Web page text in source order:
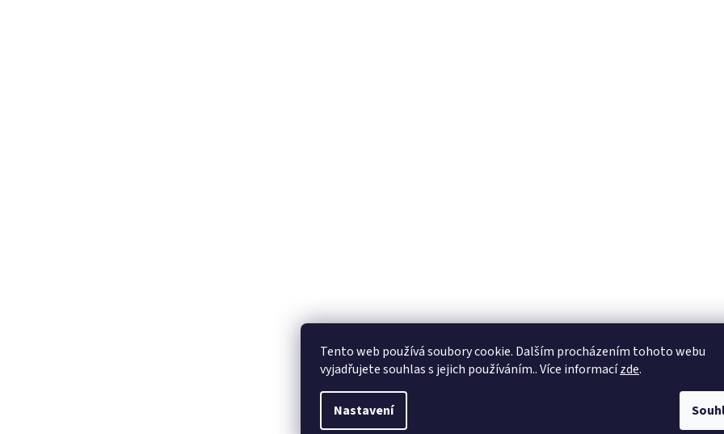
Tento web používá soubory cookie. Dalším procházením tohoto webu
vyjadřujete souhlas s jejich používáním.. Více informacízde.
Nastavení